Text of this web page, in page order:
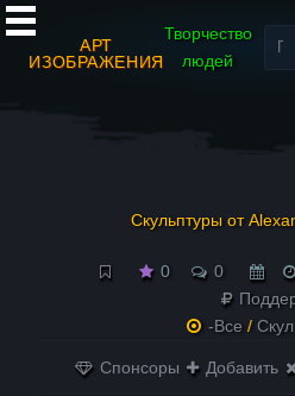
АРТ
ИЗОБРАЖЕНИЯ
Творчество
людей
Скульптуры от
0 0
-Все /
Спонсоры Добавить